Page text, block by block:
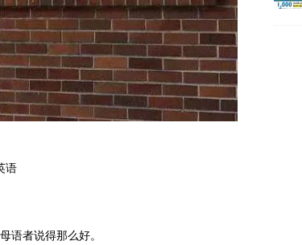
语
语者说得那么好。